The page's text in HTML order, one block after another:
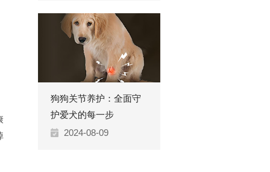
狗狗关节养护：全面守
护爱犬的每一步
2024-08-09